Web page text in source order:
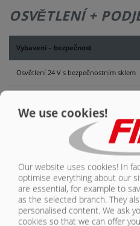
KONTAKT
OSVĚTLENÍ +
Vybavení – bezpečnost
Osvětlení 24 V s bezpečnostním sklem
Kontrolní kamera
Boční obrysová světla vpravo a vlevo
Obrysová světla (vzadu bílá/červená)
Poziční světla vpředu bílá
We use cookies!
Our website uses cookies! In
optimise everything about our
are essential, for example to
as the selected branch. They
personalised content. We ask
cookies so that we can offer